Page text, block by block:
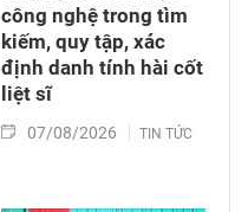
công nghệ trong tìm
kiếm, quy tập, xác
định danh tính hài cốt
liệt sĩ
07/08/2026 TIN TỨC